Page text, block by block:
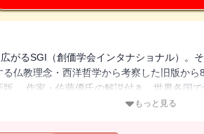
がるSGI（創価学会インタナショナル）。
る仏教理念・西洋哲学から考察した旧版か
。 作家・佐藤優氏の解説付き。世界各国
してのみ論じられ、批評の対象となる傾向
もっと見る